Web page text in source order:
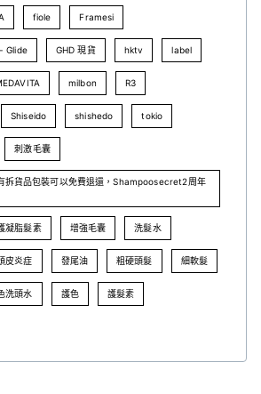
fiole Framesi
Glide GHD 現貨 hktv label
milbon R3
Shiseido shishedo tokio
刺激毛囊
拆貨品包裝可以免費退還，Shampoosecret2周年
凝脂髮素 增強毛囊 洗髮水
皮炎症 發尾油 粗硬頭髮 細軟髮
洗頭水 護色 護髮素